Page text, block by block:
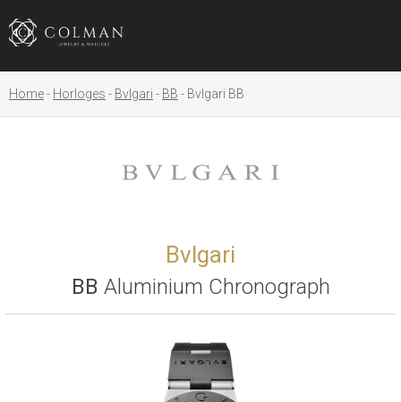
Home Horloges Bvlgari BB Bvlgari BB
Bvlgari
BB Aluminium Chronograph